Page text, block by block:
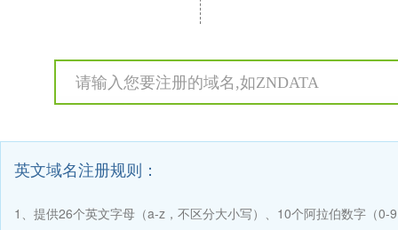
英文域名注册规则：
1、提供26个英文字母（a-z，不区分大小写）、10个阿拉伯数字（